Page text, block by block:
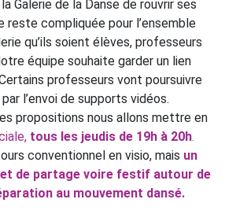
Galerie de la Danse de rouvrir ses
compliquée pour l’ensemble
qu’ils soient élèves, professeurs
équipe souhaite garder un lien
professeurs vont poursuivre
l’envoi de supports vidéos.
propositions nous allons mettre en
tous les jeudis de 19h à 20h.
conventionnel en visio, mais un
et de partage voire festif autour de
au mouvement dansé.